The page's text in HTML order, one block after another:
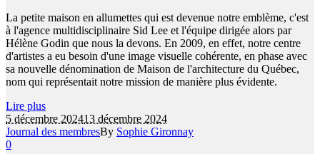
La petite maison en allumettes qui est devenue notre emblème, c'est
à l'agence multidisciplinaire Sid Lee et l'équipe dirigée alors par
Hélène Godin que nous la devons. En 2009, en effet, notre centre
d'artistes a eu besoin d'une image visuelle cohérente, en phase avec
sa nouvelle dénomination de Maison de l'architecture du Québec,
nom qui représentait notre mission de manière plus évidente.
Lire plus
5 décembre 202413 décembre 2024
Journal des membresBy Sophie Gironnay
0